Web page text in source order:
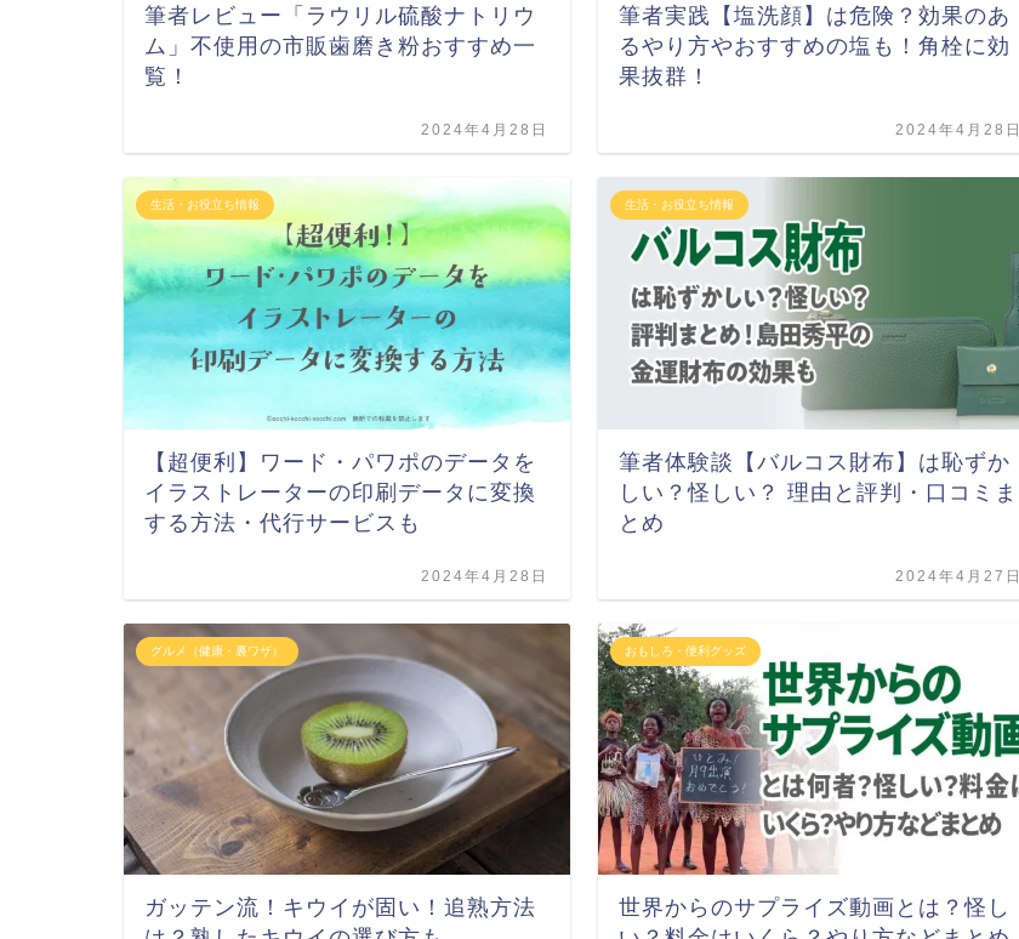
筆者レビュー「ラウリル硫酸ナトリウ
ム」不使用の市販歯磨き粉おすすめ一
覧！
2024年4月28日
筆者実践【塩洗顔】は危険？効果のあ
るやり方やおすすめの塩も！角栓に効
果抜群！
2024年4月28日
生活・お役立ち情報
【超便利】ワード・パワポのデータを
イラストレーターの印刷データに変換
する方法・代行サービスも
2024年4月28日
生活・お役立ち情報
筆者体験談【バルコス財布】は恥ずか
しい？怪しい？ 理由と評判・口コミま
とめ
2024年4月27日
グルメ（健康・裏ワザ）
ガッテン流！キウイが固い！追熟方法
おもしろ・便利グッズ
世界からのサプライズ動画とは？怪し